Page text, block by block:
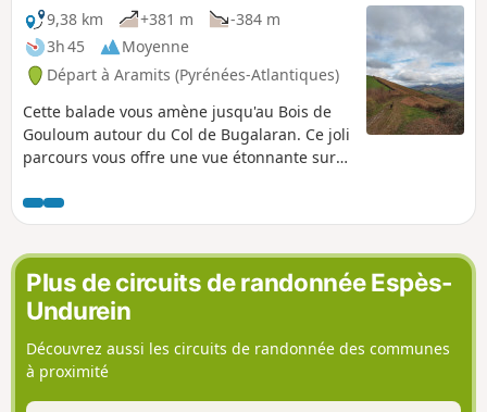
9,38 km +381 m
-384 m
3h 45
Moyenne
Départ à Aramits (Pyrénées-Atlantiques)
Cette balade vous amène jusqu'au Bois de
Gouloum autour du Col de Bugalaran. Ce joli
parcours vous offre une vue étonnante sur
chemins à flanc de colline.
Plus de circuits de randonnée Espès-
Undurein
Découvrez aussi les circuits de randonnée des communes
à proximité